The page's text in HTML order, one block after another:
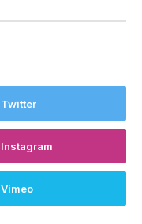
Twitter
Instagram
Vimeo